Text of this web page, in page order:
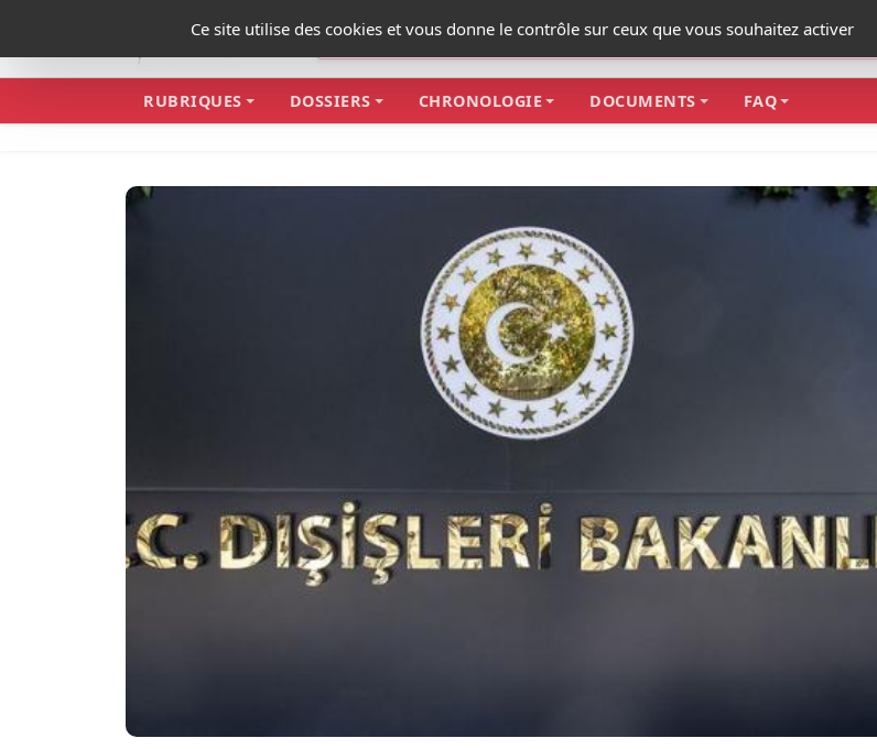
Ce site utilise des cookies et vous donne le contrôle sur ceux que vous souhaitez activer
RUBRIQUES DOSSIERS CHRONOLOGIE DOCUMENTS FAQ